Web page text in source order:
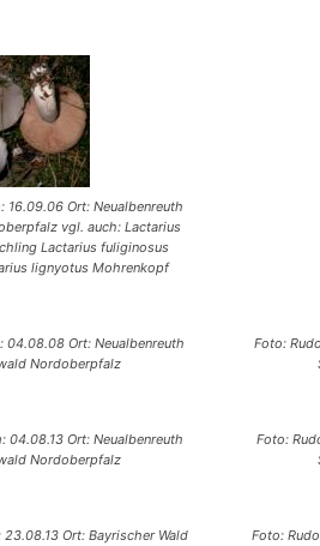
16.09.06 Ort: Neualbenreuth
vgl. auch: Lactarius
Lactarius fuliginosus
lignyotus Mohrenkopf
04.08.08 Ort: Neualbenreuth
Nordoberpfalz
Foto:
04.08.13 Ort: Neualbenreuth
Nordoberpfalz
Foto:
Ort: Bayrischer Wald
Foto: